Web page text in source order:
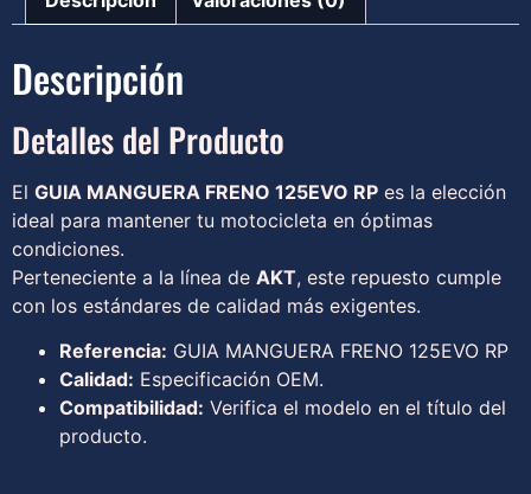
Descripción
Detalles del Producto
El GUIA MANGUERA FRENO 125EVO RP es la elección
ideal para mantener tu motocicleta en óptimas
condiciones.
Perteneciente a la línea de AKT, este repuesto cumple
con los estándares de calidad más exigentes.
Referencia: GUIA MANGUERA FRENO 125EVO RP
Calidad: Especificación OEM.
Compatibilidad: Verifica el modelo en el título del
producto.